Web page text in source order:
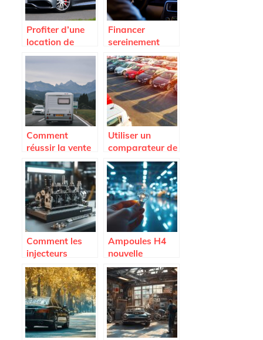
Profiter d’une
location de
voiture haut de
gamme pour
voyager avec
style
Financer
sereinement
l’achat de votre
vehicule
Comment
réussir la vente
d’un utilitaire
frigo d’occasion
rapidement
Utiliser un
comparateur de
voiture neuve
pour dénicher
les meilleures
offres à Abidjan
Comment les
injecteurs
reconditionnés
améliorent la
performance
moteur tout en
réduisant les
coûts?
Ampoules H4
nouvelle
génération :
L’alliance de
l’écologie et de
la sécurité